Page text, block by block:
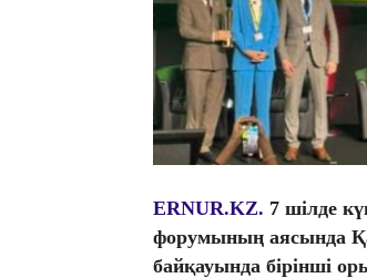
ERNUR.KZ. 7 шілде
форумының аясында
байқауында бірінші